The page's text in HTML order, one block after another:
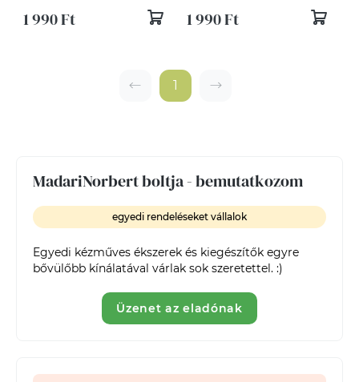
MadariNorbert boltja - bemutatkozom
egyedi rendeléseket vállalok
Egyedi kézműves ékszerek és kiegészítők egyre
Üzenet az eladónak
1 990 Ft
ősz/tél
1 990 Ft
1